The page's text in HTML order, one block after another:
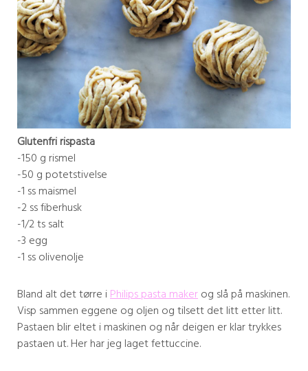
Glutenfri rispasta
-150 g rismel
-50 g potetstivelse
-1 ss maismel
-2 ss fiberhusk
-1/2 ts salt
-3 egg
-1 ss olivenolje
Bland alt det tørre iPhilips pasta makerog slå på maskinen.
Visp sammen eggene og oljen og tilsett det litt etter litt.
Pastaen blir eltet i maskinen og når deigen er klar trykkes
pastaen ut. Her har jeg laget fettuccine.